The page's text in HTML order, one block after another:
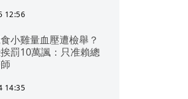
12:56
小雞量血壓遭檢舉？
罰10萬諷：只准賴總
14:35